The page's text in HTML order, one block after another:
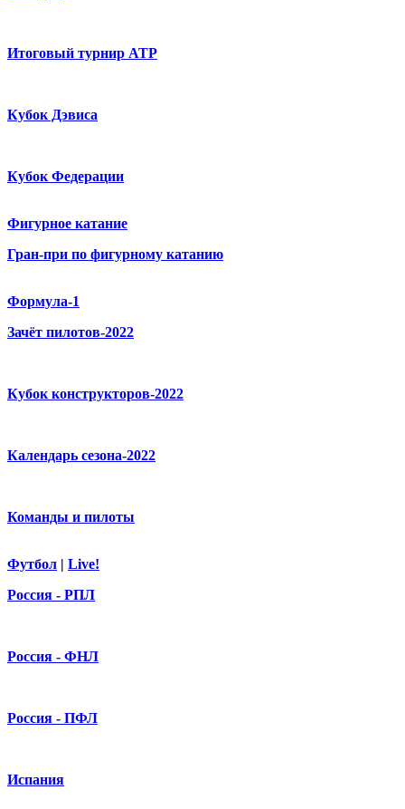
Итоговый турнир ATP
Кубок Дэвиса
Кубок Федерации
Фигурное катание
Гран-при по фигурному катанию
Формула-1
Зачёт пилотов-2022
Кубок конструкторов-2022
Календарь сезона-2022
Команды и пилоты
Футбол | Live!
Россия - РПЛ
Россия - ФНЛ
Россия - ПФЛ
Испания